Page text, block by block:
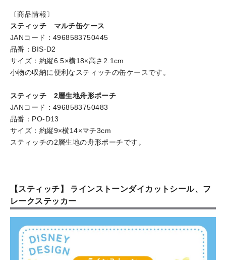
〔商品情報〕
スティッチ マルチ缶ケース
JANコード：4968583750445
品番：BIS-D2
サイズ：約縦6.5×横18×高さ2.1cm
小物の収納に便利なスティッチの缶ケースです。
スティッチ 2層生地舟形ポーチ
JANコード：4968583750483
品番：PO-D13
サイズ：約縦9×横14×マチ3cm
スティッチの2層生地の舟形ポーチです。
【スティッチ】 ラインストーンダイカットシール、フ
レークステッカー